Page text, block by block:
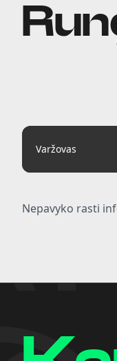
Varžovas
Nepavyko rasti